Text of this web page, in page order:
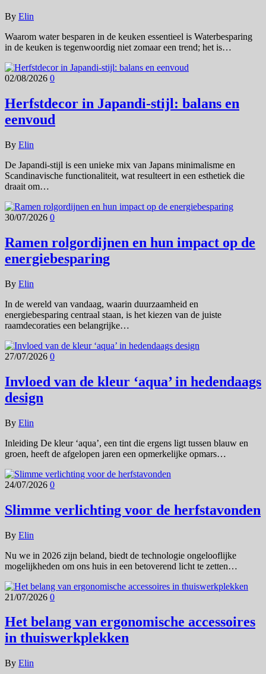
By Elin
Waarom water besparen in de keuken essentieel is Waterbesparing
in de keuken is tegenwoordig niet zomaar een trend; het is…
02/08/2026 0
Herfstdecor in Japandi-stijl: balans en
eenvoud
By Elin
De Japandi-stijl is een unieke mix van Japans minimalisme en
Scandinavische functionaliteit, wat resulteert in een esthetiek die
draait om…
30/07/2026 0
Ramen rolgordijnen en hun impact op de
energiebesparing
By Elin
In de wereld van vandaag, waarin duurzaamheid en
energiebesparing centraal staan, is het kiezen van de juiste
raamdecoraties een belangrijke…
27/07/2026 0
Invloed van de kleur ‘aqua’ in hedendaags
design
By Elin
Inleiding De kleur ‘aqua’, een tint die ergens ligt tussen blauw en
groen, heeft de afgelopen jaren een opmerkelijke opmars…
24/07/2026 0
Slimme verlichting voor de herfstavonden
By Elin
Nu we in 2026 zijn beland, biedt de technologie ongelooflijke
mogelijkheden om ons huis in een betoverend licht te zetten…
21/07/2026 0
Het belang van ergonomische accessoires
in thuiswerkplekken
By Elin